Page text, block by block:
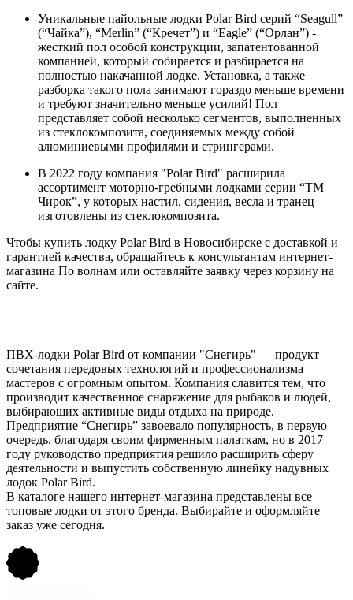
ПВХ-лодки Polar Bird от компании "Снегирь" — продукт
сочетания передовых технологий и профессионализма
мастеров с огромным опытом. Компания славится тем, что
производит качественное снаряжение для рыбаков и людей,
выбирающих активные виды отдыха на природе.
Предприятие “Снегирь” завоевало популярность, в первую
очередь, благодаря своим фирменным палаткам, но в 2017
году руководство предприятия решило расширить сферу
деятельности и выпустить собственную линейку надувных
лодок Polar Bird.
В каталоге нашего интернет-магазина представлены все
топовые лодки от этого бренда. Выбирайте и оформляйте
заказ уже сегодня.
Уникальные пайольные лодки Polar Bird серий “Seagull”
(“Чайка”), “Merlin” (“Кречет”) и “Eagle” (“Орлан”) -
жесткий пол особой конструкции, запатентованной
компанией, который собирается и разбирается на
полностью накачанной лодке. Установка, а также
разборка такого пола занимают гораздо меньше времени
и требуют значительно меньше усилий! Пол
представляет собой несколько сегментов, выполненных
из стеклокомпозита, соединяемых между собой
алюминиевыми профилями и стрингерами.
В 2022 году компания "Polar Bird" расширила
ассортимент моторно-гребными лодками серии “ТМ
Чирок”, у которых настил, сидения, весла и транец
изготовлены из стеклокомпозита.
Чтобы купить лодку Polar Bird в Новосибирске с доставкой и
гарантией качества, обращайтесь к консультантам интернет-
магазина По волнам или оставляйте заявку через корзину на
сайте.